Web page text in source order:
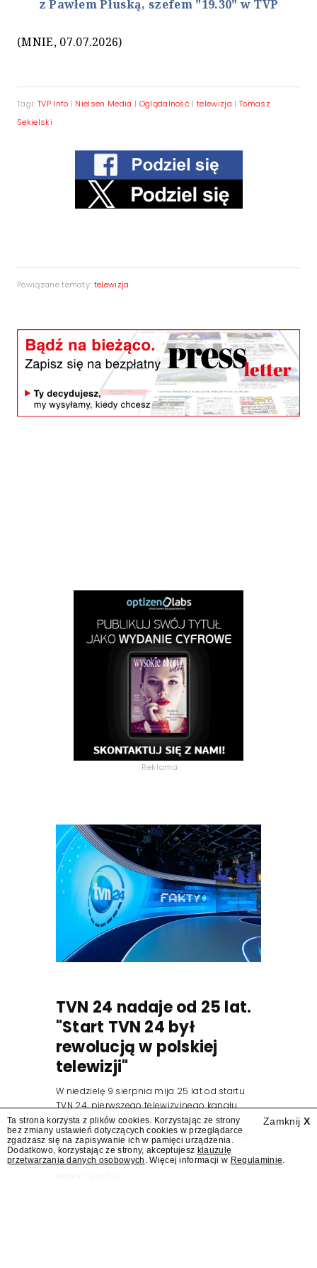
z Pawłem Płuską, szefem "19.30" w TVP
(MNIE, 07.07.2026)
Tagi: TVP Info | Nielsen Media | Oglądalność |telewizja | Tomasz
Sekielski
Powiązane tematy: telewizja
Reklama
TVN 24 nadaje od 25 lat.
"Start TVN 24 był
rewolucją w polskiej
telewizji"
W niedzielę 9 sierpnia mija 25 lat od startu
TVN 24, pierwszego telewizyjnego kanału
informacyjnego w Polsce. Na ten dzień
zaplanowano finał urodzinowej trasy stacji
"Jesteśmy stąd". 25 lat TVN 24 dla Press.pl
podsumowują Jarosław Kuźniar, Tomasz Lis i
Zamknij X
Ta strona korzysta z plików cookies. Korzystając ze strony
bez zmiany ustawień dotyczących cookies w przeglądarce
zgadzasz się na zapisywanie ich w pamięci urządzenia.
Dodatkowo, korzystając ze strony, akceptujesz klauzulę
przetwarzania danych osobowych . Więcej informacji w Regulaminie.